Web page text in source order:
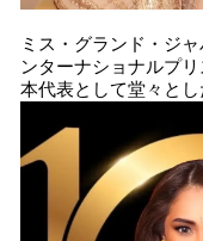
ミス・グランド・ジ
ンターナショナルプ
本代表として堂々とし